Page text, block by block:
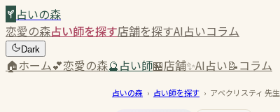
占いの森
恋愛の森占い師を探す店舗を探すAI占いコラム
Dark
🏠ホーム💕恋愛の森🔮占い師🏪店舗✨AI占い📝コラム
占いの森 › 占い師を探す › アベクリスティ 先生